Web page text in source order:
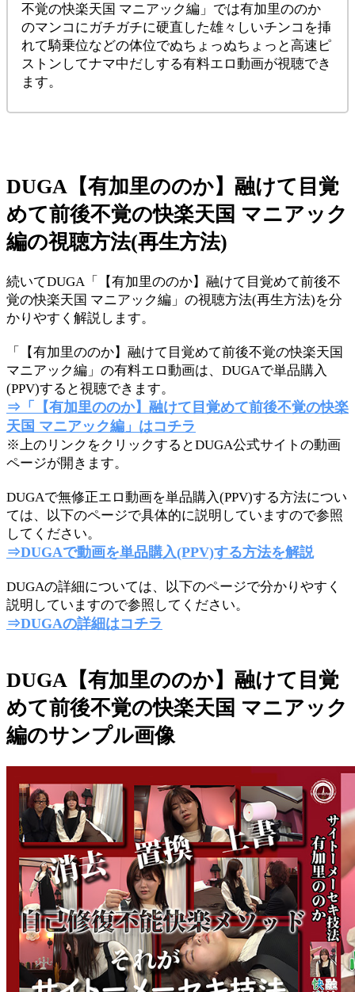
不覚の快楽天国 マニアック編」では有加里ののか
のマンコにガチガチに硬直した雄々しいチンコを挿
れて騎乗位などの体位でぬちょっぬちょっと高速ピ
ストンしてナマ中だしする有料エロ動画が視聴でき
ます。
DUGA【有加里ののか】融けて目覚
めて前後不覚の快楽天国 マニアック
編の視聴方法(再生方法)
続いてDUGA「【有加里ののか】融けて目覚めて前後不
覚の快楽天国 マニアック編」の視聴方法(再生方法)を分
かりやすく解説します。
「【有加里ののか】融けて目覚めて前後不覚の快楽天国
マニアック編」の有料エロ動画は、DUGAで単品購入
(PPV)すると視聴できます。
⇒「【有加里ののか】融けて目覚めて前後不覚の快楽
天国 マニアック編」はコチラ
※上のリンクをクリックするとDUGA公式サイトの動画
ページが開きます。
DUGAで無修正エロ動画を単品購入(PPV)する方法につい
ては、以下のページで具体的に説明していますので参照
してください。
⇒DUGAで動画を単品購入(PPV)する方法を解説
DUGAの詳細については、以下のページで分かりやすく
説明していますので参照してください。
⇒DUGAの詳細はコチラ
DUGA【有加里ののか】融けて目覚
めて前後不覚の快楽天国 マニアック
編のサンプル画像